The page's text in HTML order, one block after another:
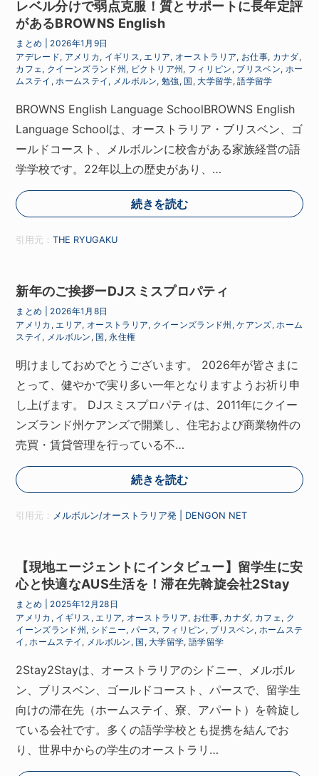
レベル分けで弱点克服！質とサポートに長年定評
があるBROWNS English
まとめ
2026年1月9日
アデレード, アメリカ , イギリス , エリア, オーストラリア, お仕事, カナダ,
カフェ , クイーンズランド州 , ビクトリア州 , フィリピン , ブリスベン, ホー
ムステイ , ホームステイ , メルボルン,勉強, 国 ,大学留学,語学留学
BROWNS English Language SchoolBROWNS English
Language Schoolは、オーストラリア・ブリスベン、ゴ
ールドコースト、メルボルンに校舎がある家族経営の語
学学校です。22年以上の歴史があり、…
続きを読む
引用元：THE RYUGAKU
新年のご挨拶ーDJスミスプロパティ
まとめ
2026年1月8日
アメリカ , エリア, オーストラリア, クイーンズランド州 ,ケアンズ, ホーム
ステイ , メルボルン , 国 ,永住権
明けましておめでとうございます。 2026年が皆さまに
とって、健やかで実り多い一年となりますようお祈り申
し上げます。 DJスミスプロパティは、2011年にクイー
ンズランド州ケアンズで開業し、住宅および商業物件の
売買・賃貸管理を行っている不…
続きを読む
引用元： メルボルン/オーストラリア発 | DENGON NET
【現地エージェントにインタビュー】留学生に安
心と快適なAUS生活を！滞在先斡旋会社2Stay
まとめ
2025年12月28日
アメリカ , イギリス , エリア, オーストラリア, お仕事, カナダ, カフェ , ク
イーンズランド州 , シドニー, パース , フィリピン , ブリスベン, ホームステ
イ , ホームステイ , メルボルン , 国 ,大学留学,語学留学
2Stay2Stayは、オーストラリアのシドニー、メルボル
ン、ブリスベン、ゴールドコースト、パースで、留学生
向けの滞在先（ホームステイ、寮、アパート）を斡旋し
ている会社です。多くの語学学校とも提携を結んでお
り、世界中からの学生のオーストラリ…